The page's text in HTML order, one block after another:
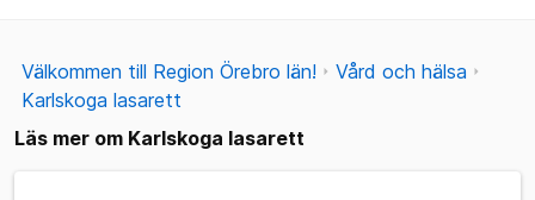
Välkommen till Region Örebro län!
Vård och hälsa
Karlskoga lasarett
Läs mer om Karlskoga lasarett